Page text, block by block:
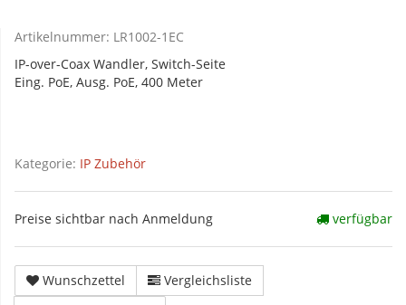
Artikelnummer: LR1002-1EC
IP-over-Coax Wandler, Switch-Seite
Eing. PoE, Ausg. PoE, 400 Meter
Kategorie: IP Zubehör
Preise sichtbar nach Anmeldung verfügbar
Wunschzettel
Vergleichsliste